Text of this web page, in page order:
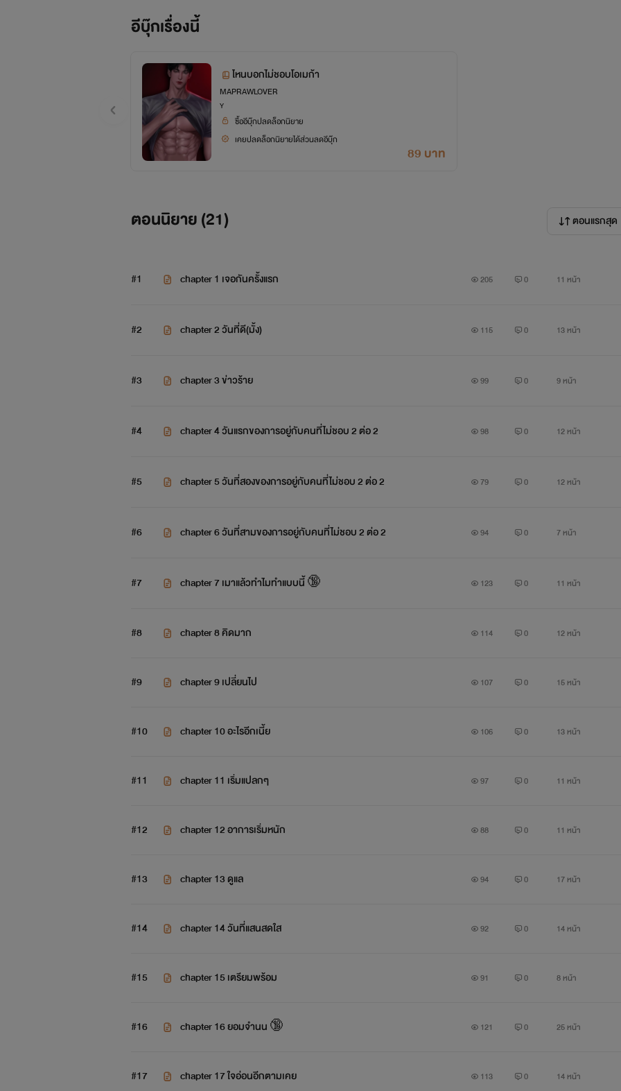
อีบุ๊กเรื่องนี้
ไหนบอกไม่ชอบโอเมก้า
MAPRAWLOVER
Y
ซื้ออีบุ๊กปลดล็อกนิยาย
เคยปลดล็อกนิยายได้ส่วนลดอีบุ๊ก
89 บาท
ตอนนิยาย (21) ตอนแรกสุด
#1 chapter 1 เจอกันครั้งแรก 205 0 11 หน้า
#2 chapter 2 วันที่ดี(มั้ง) 115 0 13 หน้า
#3 chapter 3 ข่าวร้าย 99 0 9 หน้า
#4 chapter 4 วันแรกของการอยู่กับคนที่ไม่ชอบ 2 ต่อ 2 98 0 12 หน้า
#5 chapter 5 วันที่สองของการอยู่กับคนที่ไม่ชอบ 2 ต่อ 2 79 0 12 หน้า
#6 chapter 6 วันที่สามของการอยู่กับคนที่ไม่ชอบ 2 ต่อ 2 94 0 7 หน้า
#7 chapter 7 เมาแล้วทำไมทำแบบนี้ 🔞 123 0 11 หน้า
#8 chapter 8 คิดมาก 114 0 12 หน้า
#9 chapter 9 เปลี่ยนไป 107 0 15 หน้า
#10 chapter 10 อะไรอีกเนี้ย 106 0 13 หน้า
#11 chapter 11 เริ่มแปลกๆ 97 0 11 หน้า
#12 chapter 12 อาการเริ่มหนัก 88 0 11 หน้า
#13 chapter 13 ดูแล 94 0 17 หน้า
#14 chapter 14 วันที่แสนสดใส 92 0 14 หน้า
#15 chapter 15 เตรียมพร้อม 91 0 8 หน้า
#16 chapter 16 ยอมจำนน 🔞 121 0 25 หน้า
#17 chapter 17 ใจอ่อนอีกตามเคย 113 0 14 หน้า